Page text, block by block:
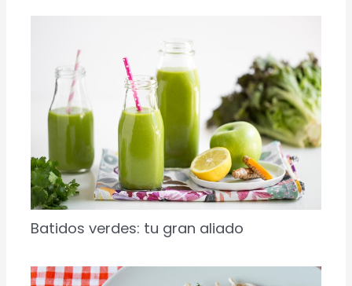
Batidos verdes: tu gran aliado